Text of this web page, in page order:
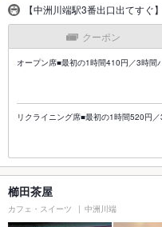
【中洲川端駅3番出口出てす
クーポン
オープン席■最初の1時間410円／3時間
リクライニング席■最初の1時間520円
櫛田茶屋
カフェ・スイーツ 中洲川端